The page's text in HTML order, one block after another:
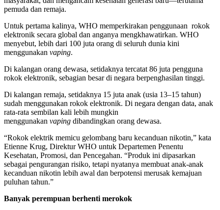
pemuda dan remaja.
Untuk pertama kalinya, WHO memperkirakan penggunaan rokok
elektronik secara global dan anganya mengkhawatirkan. WHO
menyebut, lebih dari 100 juta orang di seluruh dunia kini
menggunakan vaping.
Di kalangan orang dewasa, setidaknya tercatat 86 juta pengguna
rokok elektronik, sebagian besar di negara berpenghasilan tinggi.
Di kalangan remaja, setidaknya 15 juta anak (usia 13–15 tahun)
sudah menggunakan rokok elektronik. Di negara dengan data, anak
rata-rata sembilan kali lebih mungkin
menggunakan vaping dibandingkan orang dewasa.
“Rokok elektrik memicu gelombang baru kecanduan nikotin,” kata
Etienne Krug, Direktur WHO untuk Departemen Penentu
Kesehatan, Promosi, dan Pencegahan. “Produk ini dipasarkan
sebagai pengurangan risiko, tetapi nyatanya membuat anak-anak
kecanduan nikotin lebih awal dan berpotensi merusak kemajuan
puluhan tahun.”
Banyak perempuan berhenti merokok